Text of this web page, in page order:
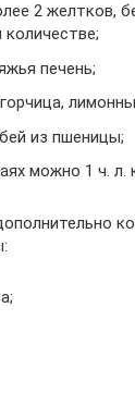
2 желтков,
количестве;
печень;
из пшеницы;
можно 1 ч. л.